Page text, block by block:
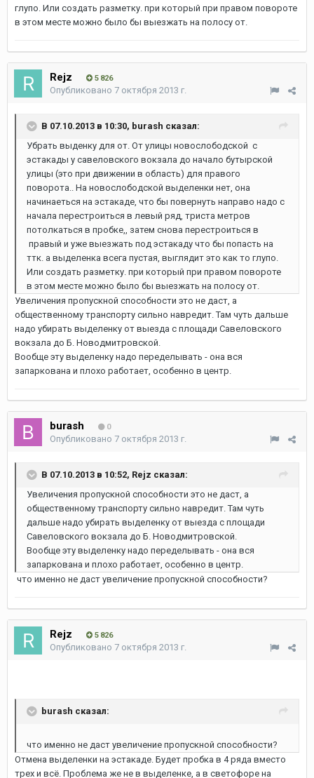
глупо. Или создать разметку. при который при правом повороте
в этом месте можно было бы выезжать на полосу от.
Rejz 5 826
Опубликовано 7 октября 2013 г.
В 07.10.2013 в 10:30, burash сказал:
Убрать выденку для от. От улицы новослободской с
эстакады у савеловского вокзала до начало бутырской
улицы (это при движении в область) для правого
поворота.. На новослободской выделенки нет, она
начинаеться на эстакаде, что бы повернуть направо надо с
начала перестроиться в левый ряд, триста метров
потолкаться в пробке,, затем снова перестроиться в
правый и уже выезжать под эстакаду что бы попасть на
ттк. а выделенка всега пустая, выглядит это как то глупо.
Или создать разметку. при который при правом повороте
в этом месте можно было бы выезжать на полосу от.
Увеличения пропускной способности это не даст, а
общественному транспорту сильно навредит. Там чуть дальше
надо убирать выделенку от выезда с площади Савеловского
вокзала до Б. Новодмитровской.
Вообще эту выделенку надо переделывать - она вся
запаркована и плохо работает, особенно в центр.
burash 0
Опубликовано 7 октября 2013 г.
В 07.10.2013 в 10:52, Rejz сказал:
Увеличения пропускной способности это не даст, а
общественному транспорту сильно навредит. Там чуть
дальше надо убирать выделенку от выезда с площади
Савеловского вокзала до Б. Новодмитровской.
Вообще эту выделенку надо переделывать - она вся
запаркована и плохо работает, особенно в центр.
что именно не даст увеличение пропускной способности?
Rejz 5 826
Опубликовано 7 октября 2013 г.
burash сказал:
что именно не даст увеличение пропускной способности?
Отмена выделенки на эстакаде. Будет пробка в 4 ряда вместо
трех и всё. Проблема же не в выделенке, а в светофоре на